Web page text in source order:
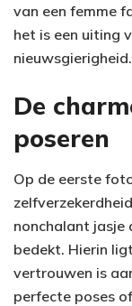
van een femme
het is een uiting
nieuwsgierigheid.
De
poseren
Op de eerste
nonchalant jasje
bedekt. Hierin
vertrouwen is
perfecte poses